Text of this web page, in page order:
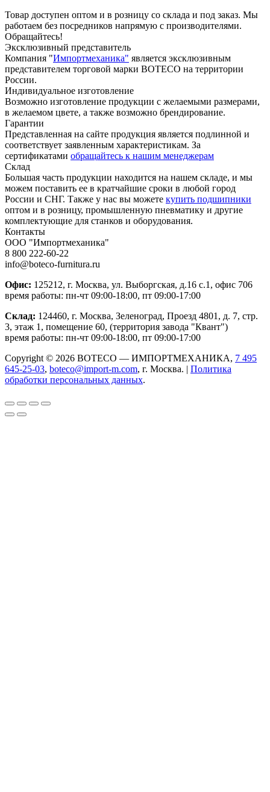
Товар доступен оптом и в розницу со склада и под заказ. Мы
работаем без посредников напрямую с производителями.
Обращайтесь!
Эксклюзивный представитель
Компания "Импортмеханика" является эксклюзивным
представителем торговой марки BOTECO на территории
России.
Индивидуальное изготовление
Возможно изготовление продукции с желаемыми размерами,
в желаемом цвете, а также возможно брендирование.
Гарантии
Представленная на сайте продукция является подлинной и
соответствует заявленным характеристикам. За
сертификатами обращайтесь к нашим менеджерам
Склад
Большая часть продукции находится на нашем складе, и мы
можем поставить ее в кратчайшие сроки в любой город
России и СНГ. Также у нас вы можете купить подшипники
оптом и в розницу, промышленную пневматику и другие
комплектующие для станков и оборудования.
Контакты
ООО "Импортмеханика"
8 800 222-60-22
info@boteco-furnitura.ru
Офис: 125212, г. Москва, ул. Выборгская, д.16 с.1, офис 706
время работы: пн-чт 09:00-18:00, пт 09:00-17:00
Склад: 124460, г. Москва, Зеленоград, Проезд 4801, д. 7, стр.
3, этаж 1, помещение 60, (территория завода "Квант")
время работы: пн-чт 09:00-18:00, пт 09:00-17:00
Copyright © 2026 BOTECO — ИМПОРТМЕХАНИКА, 7 495
645-25-03, boteco@import-m.com, г. Москва. | Политика
обработки персональных данных.